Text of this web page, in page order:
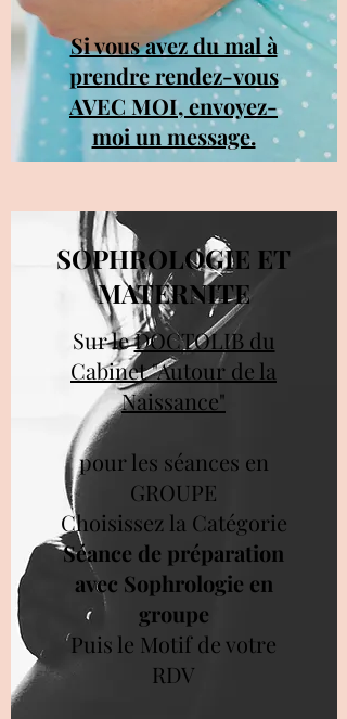
Si vous avez du mal à
prendre rendez-vous
AVEC MOI, envoyez-
moi un message.
SOPHROLOGIE ET
MATERNITE
Sur leDOCTOLIB du
Cabinet "Autour de la
Naissance"
pour les séances en
GROUPE
Choisissez la Catégorie
Séance de préparation
avec Sophrologie en
groupe
Puis le Motif de votre
RDV